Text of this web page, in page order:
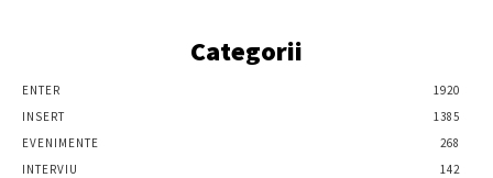
Categorii
ENTER
1920
INSERT
1385
EVENIMENTE
268
INTERVIU
142